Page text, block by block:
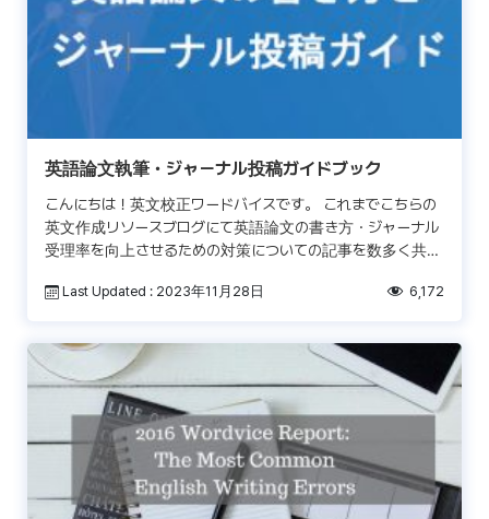
英語論文執筆・ジャーナル投稿ガイドブック
こんにちは！英文校正ワードバイスです。 これまでこちらの
英文作成リソースブログにて英語論文の書き方・ジャーナル
受理率を向上させるための対策についての記事を数多く共有
[…]Last Updated : 2023年11月28日 6,172